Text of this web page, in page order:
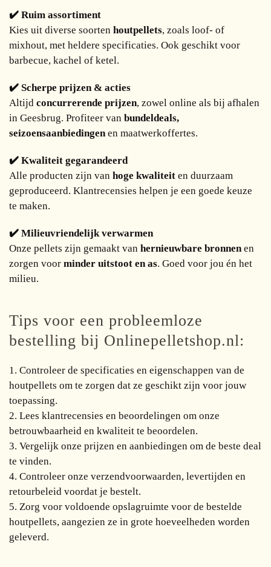
✔️ Ruim assortiment
Kies uit diverse soorten houtpellets, zoals loof- of
mixhout, met heldere specificaties. Ook geschikt voor
barbecue, kachel of ketel.
✔️ Scherpe prijzen & acties
Altijd concurrerende prijzen, zowel online als bij afhalen
in Geesbrug. Profiteer van bundeldeals,
seizoensaanbiedingenen maatwerkoffertes.
✔️ Kwaliteit gegarandeerd
Alle producten zijn van hoge kwaliteit en duurzaam
geproduceerd. Klantrecensies helpen je een goede keuze
te maken.
✔️ Milieuvriendelijk verwarmen
Onze pellets zijn gemaakt van hernieuwbare bronnenen
zorgen voor minder uitstoot en as. Goed voor jou én het
milieu.
Tips voor een probleemloze
bestelling bij Onlinepelletshop.nl:
1. Controleer de specificaties en eigenschappen van de
houtpellets om te zorgen dat ze geschikt zijn voor jouw
toepassing.
2. Lees klantrecensies en beoordelingen om onze
betrouwbaarheid en kwaliteit te beoordelen.
3. Vergelijk onze prijzen en aanbiedingen om de beste deal
te vinden.
4. Controleer onze verzendvoorwaarden, levertijden en
retourbeleid voordat je bestelt.
5. Zorg voor voldoende opslagruimte voor de bestelde
houtpellets, aangezien ze in grote hoeveelheden worden
geleverd.